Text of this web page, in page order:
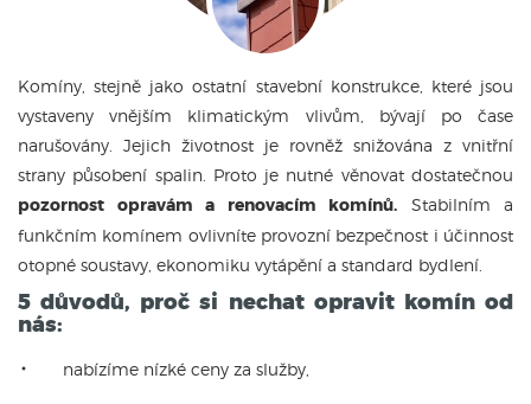
Komíny, stejně jako ostatní stavební konstrukce, které jsou
vystaveny vnějším klimatickým vlivům, bývají po čase
narušovány. Jejich životnost je rovněž snižována z vnitřní
strany působení spalin. Proto je nutné věnovat dostatečnou
pozornost opravám a renovacím komínů. Stabilním a
funkčním komínem ovlivníte provozní bezpečnost i účinnost
otopné soustavy, ekonomiku vytápění a standard bydlení.
5 důvodů, proč si nechat opravit komín od
nás:
nabízíme nízké ceny za služby,